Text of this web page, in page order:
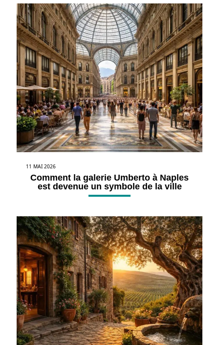
11 MAI 2026
Comment la galerie Umberto à Naples
est devenue un symbole de la ville